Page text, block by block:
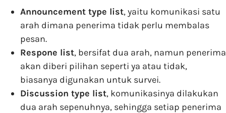
Announcement type list, yaitu komunikasi satu
arah dimana penerima tidak perlu membalas
pesan.
Respone list, bersifat dua arah, namun penerima
akan diberi pilihan seperti ya atau tidak,
biasanya digunakan untuk survei.
Discussion type list, komunikasinya dilakukan
dua arah sepenuhnya, sehingga setiap penerima